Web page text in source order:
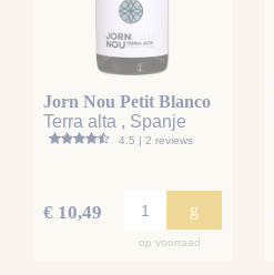
Jorn Nou Petit Blanco
Terra alta , Spanje
4.5 | 2 reviews
€ 10,49 g
op voorraad